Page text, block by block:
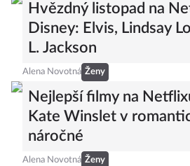
Hvězdný listopad na
Disney: Elvis, Lindsay
L. Jackson
Alena Novotná Ženy
Nejlepší filmy na
Kate Winslet v
náročné
Alena Novotná Ženy